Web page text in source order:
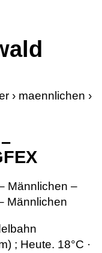
› maennlichen ›
Männlichen –
Männlichen
; Heute. 18°C ·